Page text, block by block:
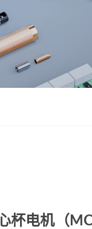
ZWSMD
ZWSMD
ZWSMD
ZWSMD
ZWSMD
杯电机（MC